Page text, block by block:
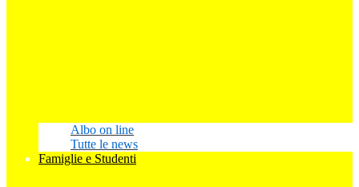
Albo on line
Tutte le news
Famiglie e Studenti